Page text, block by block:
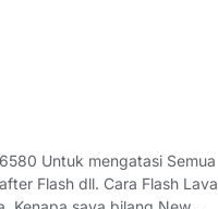
Untuk mengatasi Semua
Flash dll. Cara Flash Lava